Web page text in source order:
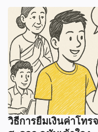
วิธีการยืมเงินค่าโทร